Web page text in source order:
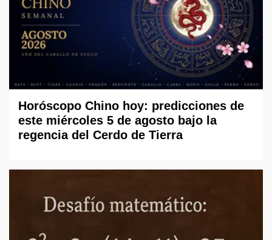
Horóscopo Chino hoy: predicciones de
este miércoles 5 de agosto bajo la
regencia del Cerdo de Tierra